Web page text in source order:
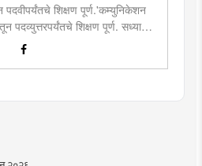
पदवीपर्यंतचे शिक्षण पूर्ण.'कम्युनिकेशन
पदव्युत्तरपर्यंतचे शिक्षण पूर्ण. सध्या
उपसंपादक म्हणून कार्यरत. लिखाण,
आवड.लिवोग्राफी भाषाशैलीत विशेष